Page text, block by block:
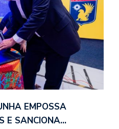
EMPOSSA
E SANCIONA…